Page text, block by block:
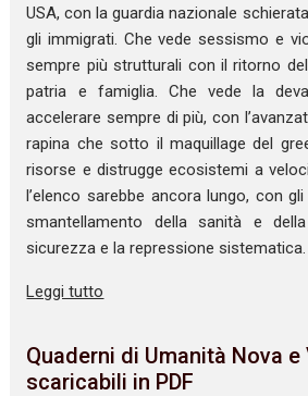
USA, con la guardia nazionale
gli immigrati. Che vede sessismo e
sempre più strutturali con il ritorno
patria e famiglia. Che vede la
accelerare sempre di più, con
rapina che sotto il maquillage del
risorse e distrugge ecosistemi a
l’elenco sarebbe ancora lungo, con
smantellamento della sanità e
sicurezza e la repressione sistematica.
Leggi tutto
Quaderni di Umanità Nova
scaricabili in PDF